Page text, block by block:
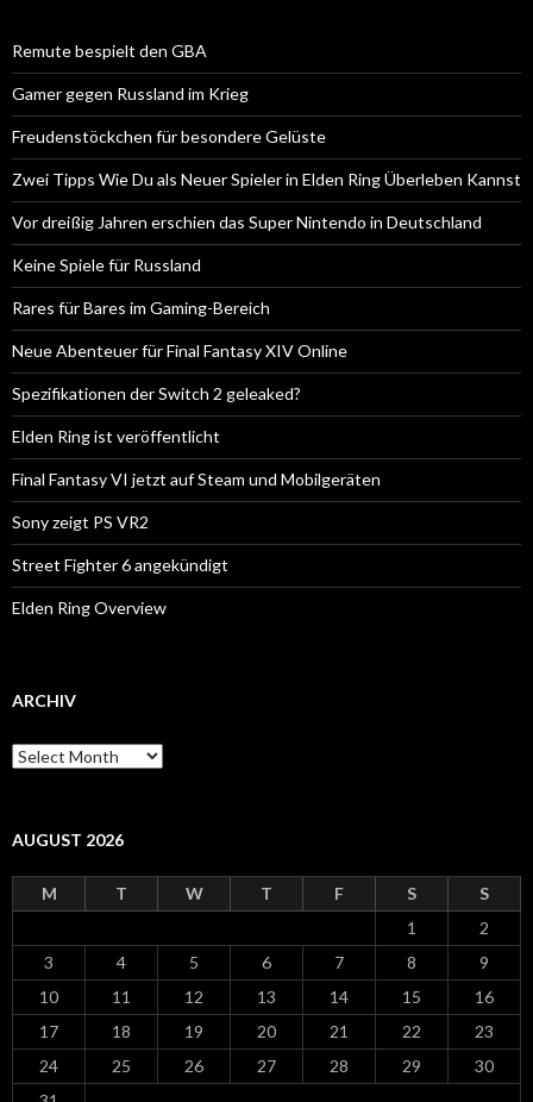
Remute bespielt den GBA
Gamer gegen Russland im Krieg
Freudenstöckchen für besondere Gelüste
Zwei Tipps Wie Du als Neuer Spieler in Elden Ring Überleben Kannst
Vor dreißig Jahren erschien das Super Nintendo in Deutschland
Keine Spiele für Russland
Rares für Bares im Gaming-Bereich
Neue Abenteuer für Final Fantasy XIV Online
Spezifikationen der Switch 2 geleaked?
Elden Ring ist veröffentlicht
Final Fantasy VI jetzt auf Steam und Mobilgeräten
Sony zeigt PS VR2
Street Fighter 6 angekündigt
Elden Ring Overview
ARCHIV
Archiv
AUGUST 2026
M T W T F S
S
1
2
3
4 5 6 7 8
9
10
11 12 13 14 15
16
17
18 19 20 21 22
23
24
25 26 27 28 29
30